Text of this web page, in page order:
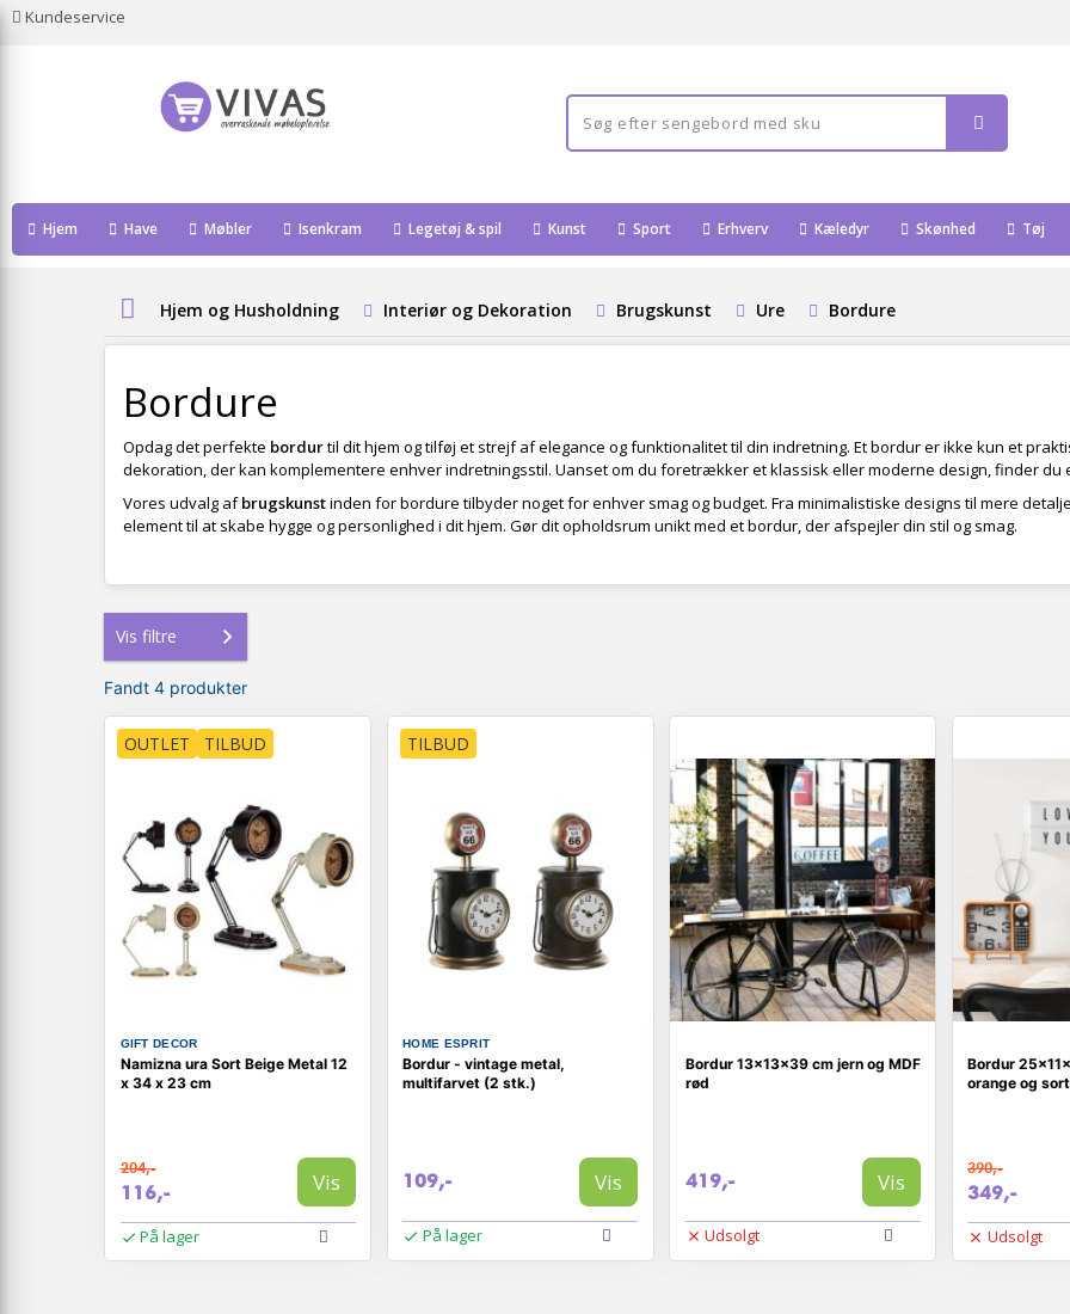
Kundeservice
Hjem Have Møbler Isenkram Legetøj & spil Kunst Sport Erhverv Kæledyr Skønhed Tøj
Hjem og Husholdning Interiør og Dekoration Brugskunst Ure Bordure
Bordure
Opdag det perfekte bordurtil dit hjem og tilføj et strejf af elegance og funktionalitet til din indretning. Et bordur er ikke kun et
dekoration, der kan komplementere enhver indretningsstil. Uanset om du foretrækker et klassisk eller moderne design, finder
Vores udvalg afbrugskunstinden for bordure tilbyder noget for enhver smag og budget. Fra minimalistiske designs til mere
element til at skabe hygge og personlighed i dit hjem. Gør dit opholdsrum unikt med et bordur, der afspejler din stil og smag.
Vis filtre
Fandt 4 produkter
OUTLET TILBUD
GIFT DECOR
Namizna ura Sort Beige Metal 12
x 34 x 23 cm
204,-
116,- Vis
På lager
TILBUD
HOME ESPRIT
Bordur - vintage metal,
multifarvet (2 stk.)
109,- Vis
På lager
Bordur 13x13x39 cm jern og MDF
rød
419,- Vis
Udsolgt
Bordur
orange og sort
390,-
349,-
Udsolgt